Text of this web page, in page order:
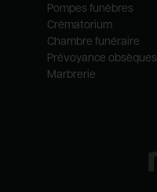
Pompes funèbres
Crématorium
Chambre funéraire
Prévoyance obsèques
Marbrerie